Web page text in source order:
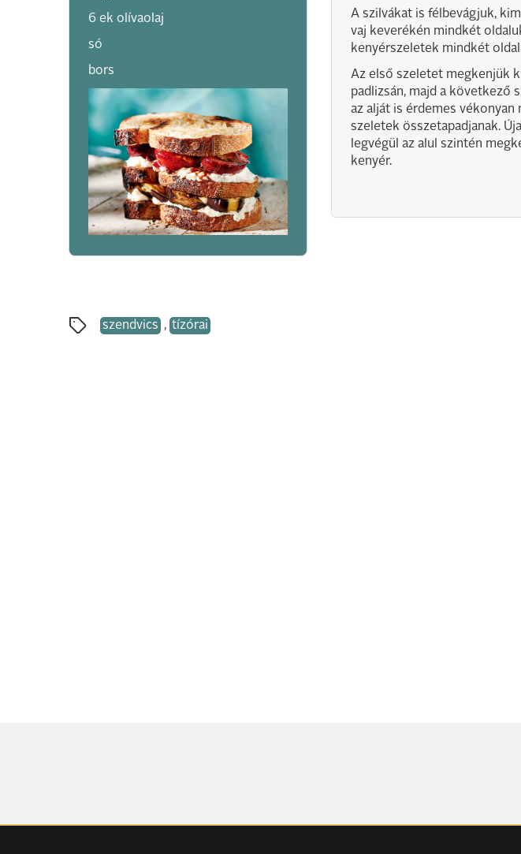
6 ek olívaolaj
só
bors
A szilvákat is félbevágjuk,
vaj keverékén mindkét
kenyérszeletek mindkét
Az első szeletet megkenjük
padlizsán, majd a következő
az alját is érdemes vékonyan
szeletek összetapadjanak.
legvégül az alul szintén
kenyér.
szendvics , tízórai